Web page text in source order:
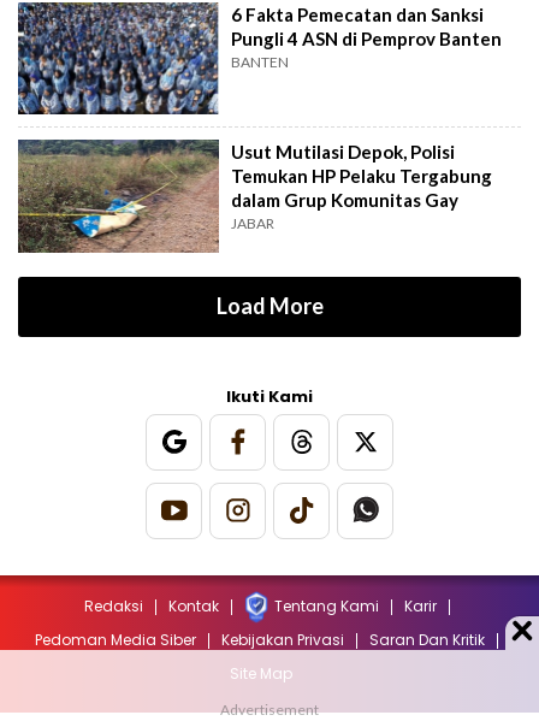
6 Fakta Pemecatan dan Sanksi
Pungli 4 ASN di Pemprov Banten
BANTEN
Usut Mutilasi Depok, Polisi
Temukan HP Pelaku Tergabung
dalam Grup Komunitas Gay
JABAR
Load More
Ikuti Kami
Redaksi Kontak Tentang Kami
Karir
Pedoman Media Siber
Kebijakan Privasi
Saran Dan Kritik
Site Map